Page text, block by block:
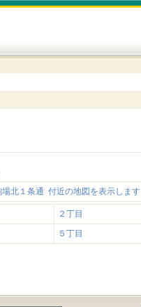
北１条通 付近の地図を表示します
２丁目
５丁目